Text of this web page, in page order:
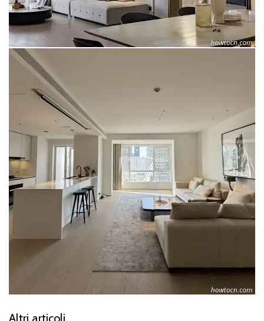
Altri articoli